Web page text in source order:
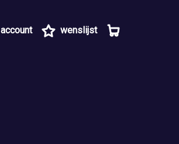
account wenslijst